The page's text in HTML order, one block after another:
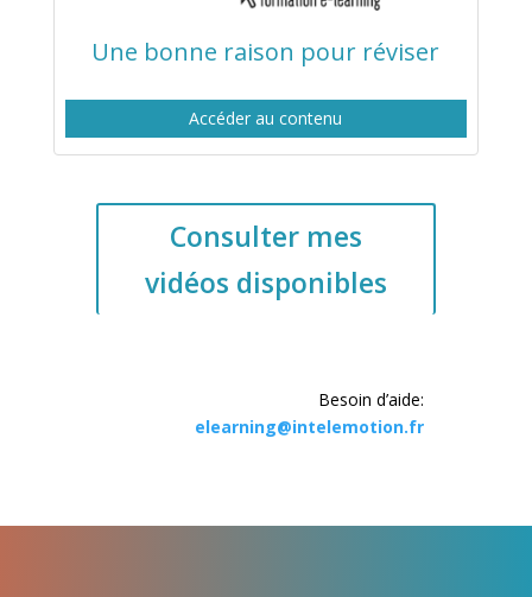
Une bonne raison pour réviser
Accéder au contenu
Consulter mes
vidéos disponibles
Besoin d’aide:
elearning@intelemotion.fr